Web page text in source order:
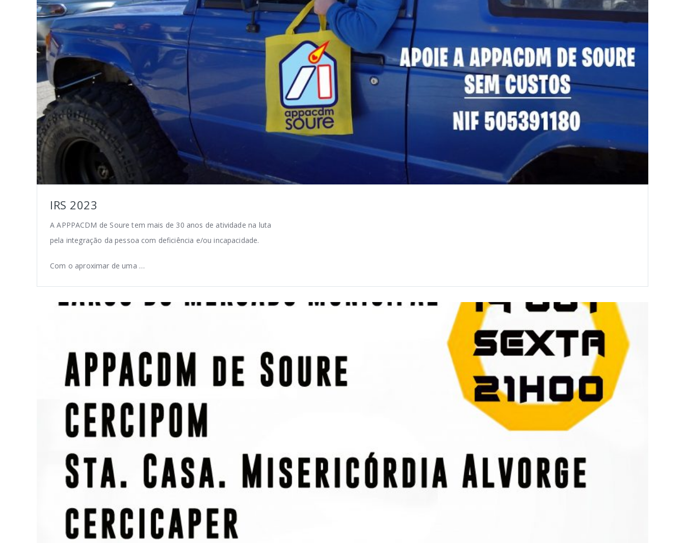
IRS 2023
A APPPACDM de Soure tem mais de 30 anos de atividade na luta
pela integração da pessoa com deficiência e/ou incapacidade.
Com o aproximar de uma …